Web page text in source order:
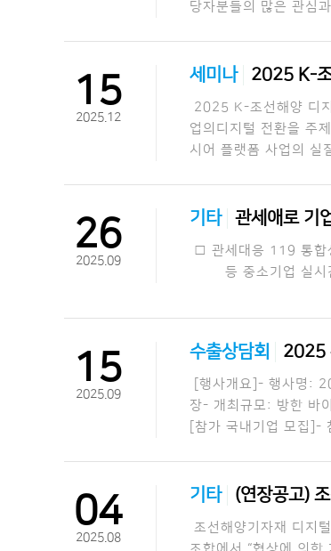
당자분들의 많은 관심
15
2025.12
세미나 2025 K-조
2025 K-조선해양 디지
업의디지털 전환을 주
시어 플랫폼 사업의 실
26
2025.09
기타 관세애로 기
□ 관세대응 119 통합
등 중소기업 실시간
15
2025.09
수출상담회 2025
[행사개요]- 행사명:
장- 개최규모: 방한 바
[참가 국내기업 모집]-
04
2025.08
기타 (연장공고)
조선해양기자재 디지